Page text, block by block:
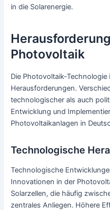
in die Solarenergie.
Photovoltaik
Die Photovoltaik-
Herausforderungen.
technologischer als auch
Entwicklung und
Photovoltaikanlagen in
Technologische
Technologische
Innovationen in der
Solarzellen, die häufig
zentrales Anliegen. Höhere